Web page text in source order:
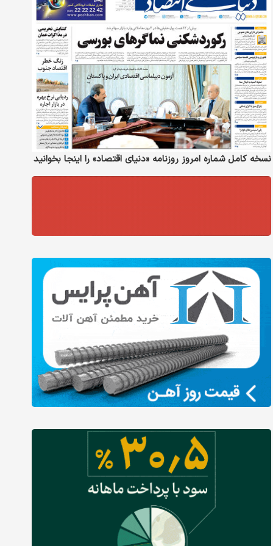
نسخه کامل شماره امروز روزنامه «دنیای‌ اقتصاد» را اینجا بخوانید